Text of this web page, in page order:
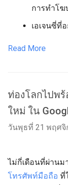
การทำโ
เอเจนซี่ที่
Read More
ท่องโลกไปพ
ใหม่ ใน
วันพุธที่ 21 พฤศจิ
ไม่กี่เดือนที่ผ่านม
โทรศัพท์มือถือ ที่